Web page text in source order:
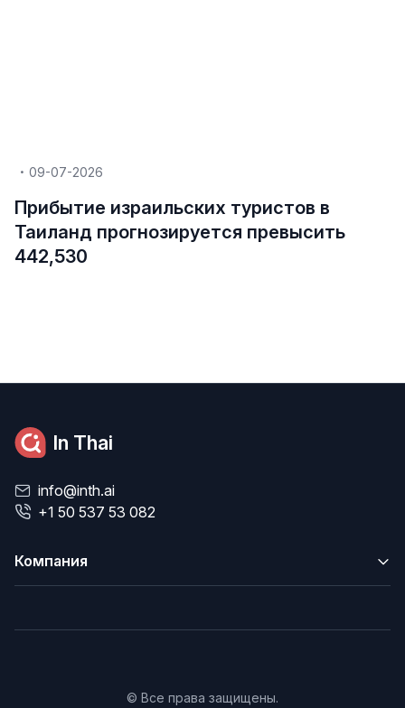
09-07-2026
Прибытие израильских туристов в
Таиланд прогнозируется превысить
442,530
In Thai
info@inth.ai
+1 50 537 53 082
Компания
© Все права защищены.